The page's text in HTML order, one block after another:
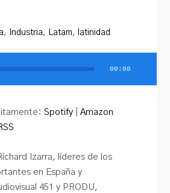
, Industria, Latam, latinidad
00:00
Spotify |Amazon
Izarra, líderes de los
en España y
451 y PRODU,